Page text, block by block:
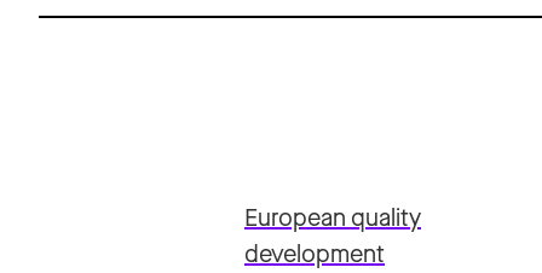
European quality
development